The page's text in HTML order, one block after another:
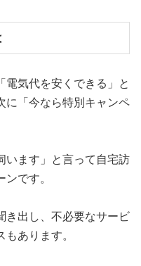
電気代を安くできる」と
に「今なら特別キャンペ
います」と言って自宅訪
です。
き出し、不必要なサービ
あります。